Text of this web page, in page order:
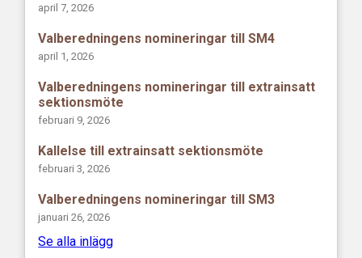
april 7, 2026
Valberedningens nomineringar till SM4
april 1, 2026
Valberedningens nomineringar till extrainsatt
sektionsmöte
februari 9, 2026
Kallelse till extrainsatt sektionsmöte
februari 3, 2026
Valberedningens nomineringar till SM3
januari 26, 2026
Se alla inlägg